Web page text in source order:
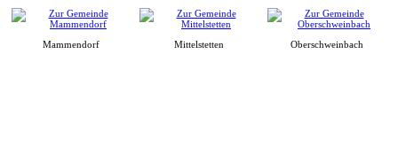
Mammendorf Mittelstetten Oberschweinbach